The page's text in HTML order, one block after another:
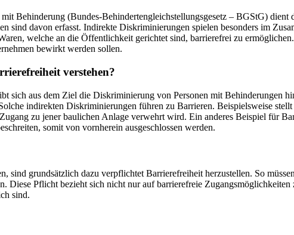
Behinderung (Bundes-Behindertengleichstellungsgesetz – BGStG)
sind davon erfasst. Indirekte Diskriminierungen spielen besonders im
welche an die Öffentlichkeit gerichtet sind, barrierefrei zu
bewirkt werden sollen.
verstehen?
sich aus dem Ziel die Diskriminierung von Personen mit Behinderungen
indirekten Diskriminierungen führen zu Barrieren. Beispielsweise
zu jener baulichen Anlage verwehrt wird. Ein anderes Beispiel für
somit von vornherein ausgeschlossen werden.
sind grundsätzlich dazu verpflichtet Barrierefreiheit herzustellen. So
Diese Pflicht bezieht sich nicht nur auf barrierefreie
sind.